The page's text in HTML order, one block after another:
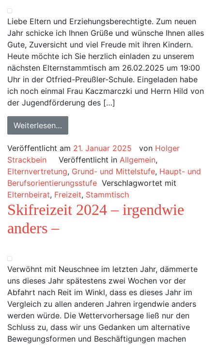
Liebe Eltern und Erziehungsberechtigte. Zum neuen
Jahr schicke ich Ihnen Grüße und wünsche Ihnen alles
Gute, Zuversicht und viel Freude mit ihren Kindern.
Heute möchte ich Sie herzlich einladen zu unserem
nächsten Elternstammtisch am 26.02.2025 um 19:00
Uhr in der Otfried-Preußler-Schule. Eingeladen habe
ich noch einmal Frau Kaczmarczki und Herrn Hild von
der Jugendförderung des […]
Weiterlesen…
Veröffentlicht am 21. Januar 2025 von Holger
Strackbein
Veröffentlicht in Allgemein,
Elternvertretung, Grund- und Mittelstufe, Haupt- und
Berufsorientierungsstufe Verschlagwortet mit
Elternbeirat, Freizeit, Stammtisch
Skifreizeit 2024 – irgendwie
anders –
Verwöhnt mit Neuschnee im letzten Jahr, dämmerte
uns dieses Jahr spätestens zwei Wochen vor der
Abfahrt nach Reit im Winkl, dass es dieses Jahr im
Vergleich zu allen anderen Jahren irgendwie anders
werden würde. Die Wettervorhersage ließ nur den
Schluss zu, dass wir uns Gedanken um alternative
Bewegungsformen und Beschäftigungen machen